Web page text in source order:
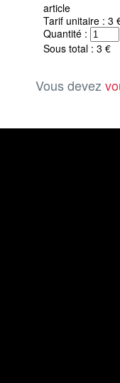
article
Tarif unitaire : 3
Quantité :
Sous total : 3 €
Vous devez